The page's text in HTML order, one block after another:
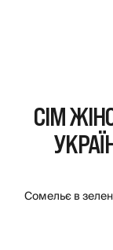
СІМ
Сомельє в